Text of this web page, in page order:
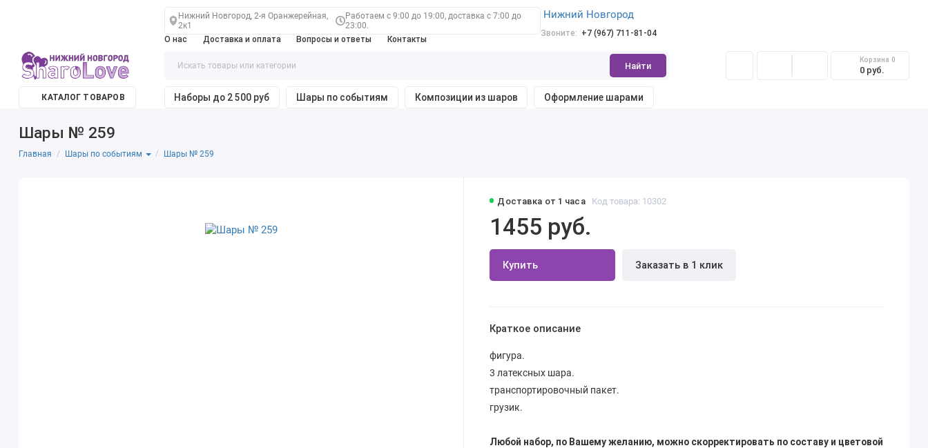
Нижний Новгород, 2-я Оранжерейная,
2к1
Работаем с 9:00 до 19:00, доставка с 7:00 до
23:00.
О нас
Доставка и оплата Вопросы и ответы Контакты
Нижний Новгород
Звоните: +7 (967) 711-81-04
Найти
Корзина 0
0 руб.
КАТАЛОГ ТОВАРОВ Наборы до 2 500 руб Шары по событиям Композиции из шаров Оформление шарами
Шары № 259
Главная Шары по событиям Шары № 259
Доставка от 1 часа Код товара: 10302
1455 руб.
Купить Заказать в 1 клик
Краткое описание
фигура.
3 латексных шара.
транспортировочный пакет.
грузик.
Любой набор, по Вашему желанию, можно скорректировать по составу и цветовой